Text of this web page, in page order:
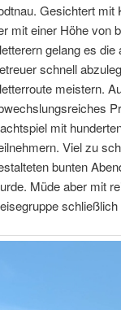
Gesichtert mit
mit einer Höhe von
gelang es
schnell
meistern.
mit
Viel zu
bunten
Müde aber mit